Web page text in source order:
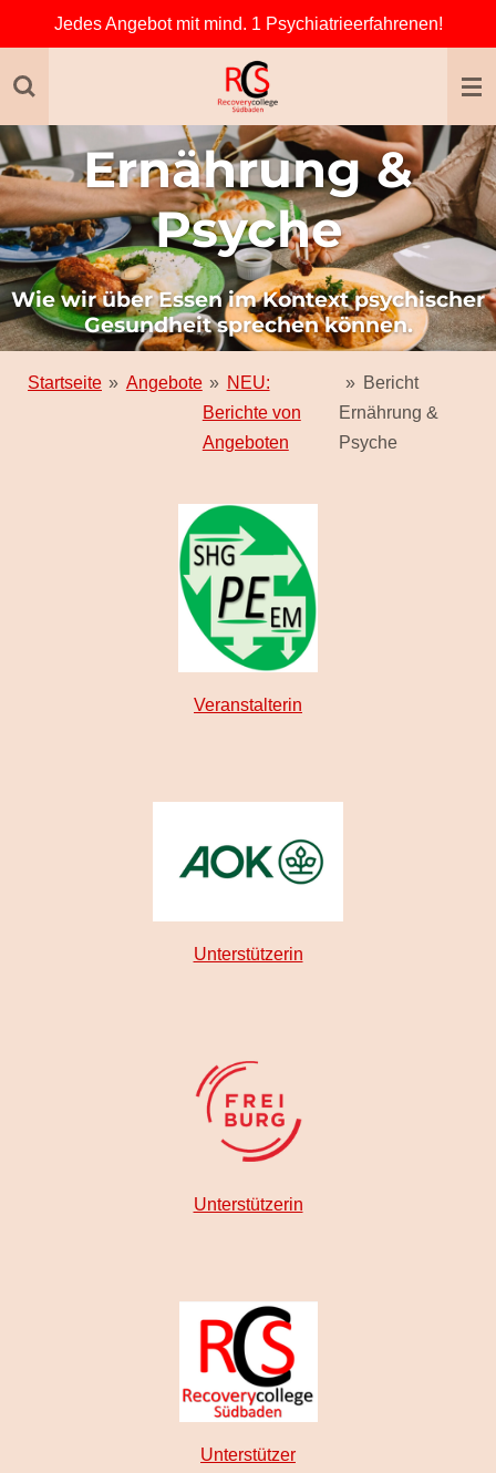
springen
Jedes Angebot mit mind. 1 Psychiatrieerfahrenen!
Ernährung &
Psyche
Wie wir über Essen im Kontext psychischer
Gesundheit sprechen können.
Startseite » Angebote » NEU:
Berichte von
Angeboten
» Bericht
Ernährung &
Psyche
Veranstalterin
Unterstützerin
Unterstützerin
Unterstützer